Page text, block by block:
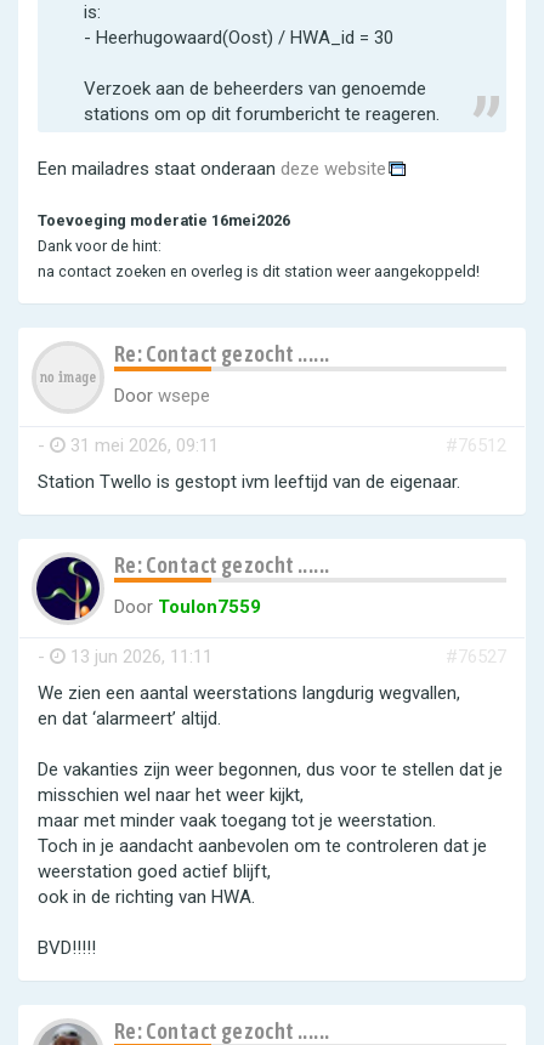
is:
- Heerhugowaard(Oost) / HWA_id = 30
Verzoek aan de beheerders van genoemde
stations om op dit forumbericht te reageren.
Een mailadres staat onderaan deze website
Toevoeging moderatie 16mei2026
Dank voor de hint:
na contact zoeken en overleg is dit station weer aangekoppeld!
Re: Contact gezocht ......
Door wsepe
- 31 mei 2026, 09:11
#76512
Station Twello is gestopt ivm leeftijd van de eigenaar.
Re: Contact gezocht ......
Door Toulon7559
- 13 jun 2026, 11:11
#76527
We zien een aantal weerstations langdurig wegvallen,
en dat ‘alarmeert’ altijd.
De vakanties zijn weer begonnen, dus voor te stellen dat je
misschien wel naar het weer kijkt,
maar met minder vaak toegang tot je weerstation.
Toch in je aandacht aanbevolen om te controleren dat je
weerstation goed actief blijft,
ook in de richting van HWA.
BVD!!!!!
Re: Contact gezocht ......